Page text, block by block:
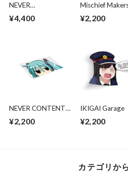
NEVER
YOKOHAMA V2 ラ
¥4,400
Mischief
¥2,200
NEVER CONTENT
¥2,200
IKIGAI
Express Kisscut
¥2,200
カテゴリか